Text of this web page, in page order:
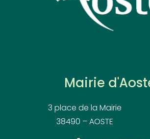
Mairie
3 place de la Mairie
38490 – AOSTE